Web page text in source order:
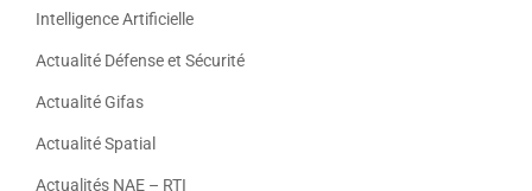
Intelligence Artificielle
Actualité Défense et Sécurité
Actualité Gifas
Actualité Spatial
Actualités NAE – RTI